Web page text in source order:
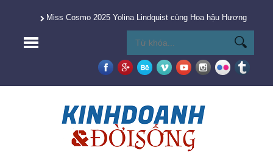
Miss Cosmo 2025 Yolina Lindquist cùng Hoa hậu Hương